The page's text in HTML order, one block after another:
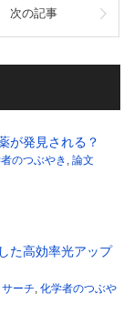
次の記事
が発見される？
のつぶやき , 論文
た高効率光アップ
ーチ, 化学者のつぶや